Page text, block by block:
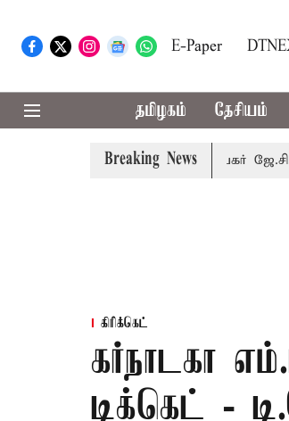
E-Paper
தமிழகம் தேசியம்
Breaking News
- சபாநாயகர் ஜே.சி.டி.பிரபாகர்
கிரிக்கெட்
கர்நாடகா
டிக்கெட் -